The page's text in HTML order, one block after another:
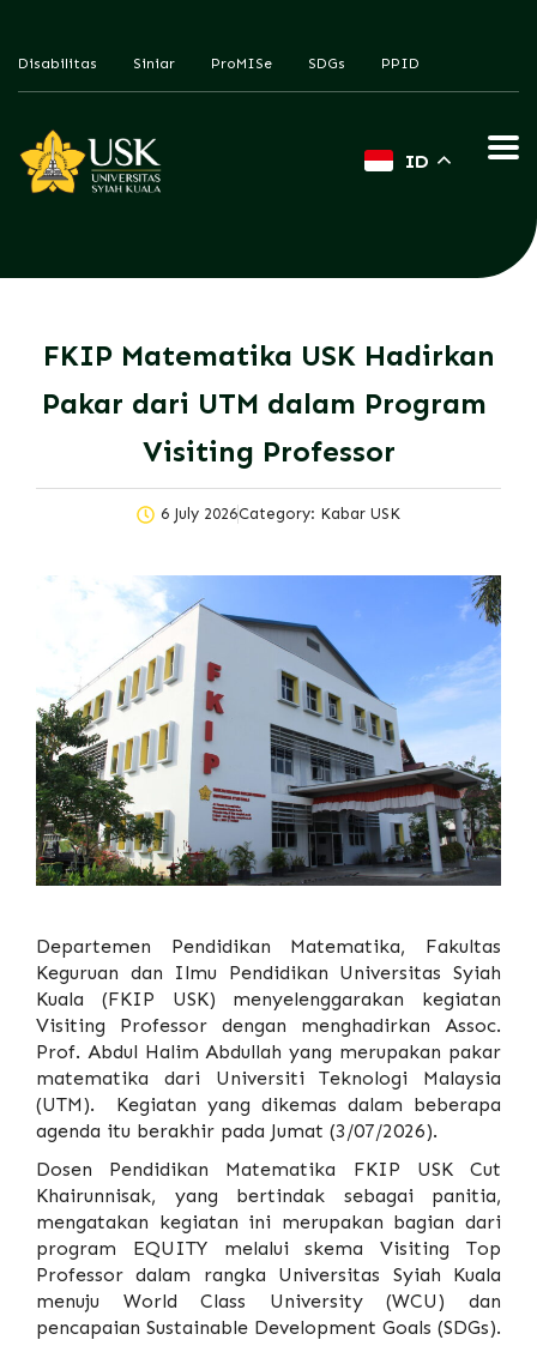
Disabilitas Siniar ProMISe SDGs PPID
ID
FKIP Matematika USK Hadirkan
Pakar dari UTM dalam Program
Visiting Professor
6 July 2026Category: Kabar USK
Departemen Pendidikan Matematika, Fakultas
Keguruan dan Ilmu Pendidikan Universitas Syiah
Kuala (FKIP USK) menyelenggarakan kegiatan
Visiting Professor dengan menghadirkan Assoc.
Prof. Abdul Halim Abdullah yang merupakan pakar
matematika dari Universiti Teknologi Malaysia
(UTM). Kegiatan yang dikemas dalam beberapa
agenda itu berakhir pada Jumat (3/07/2026).
Dosen Pendidikan Matematika FKIP USK Cut
Khairunnisak, yang bertindak sebagai panitia,
mengatakan kegiatan ini merupakan bagian dari
program EQUITY melalui skema Visiting Top
Professor dalam rangka Universitas Syiah Kuala
menuju World Class University (WCU) dan
pencapaian Sustainable Development Goals (SDGs).